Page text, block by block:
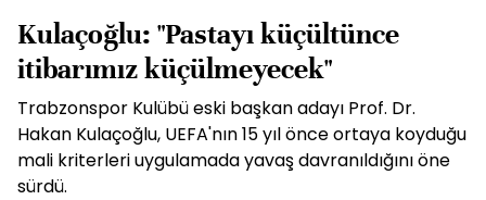
Kulaçoğlu: "Pastayı küçültünce
itibarımız küçülmeyecek"
Trabzonspor Kulübü eski başkan adayı Prof. Dr.
Hakan Kulaçoğlu, UEFA'nın 15 yıl önce ortaya koyduğu
mali kriterleri uygulamada yavaş davranıldığını öne
sürdü.